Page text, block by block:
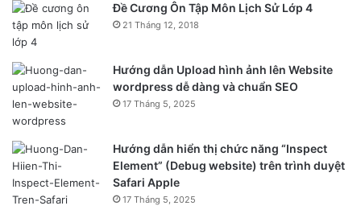
LTE. Hầu hết trường hợp khi 2 biểu tượng này hiện lên,
người dùng rất khó để truy cập vào mạng hoặc vào được
nhưng có tốc độ cực chậm. Hai biểu tượng này không quen
thuộc giống như LTE hay Wi-Fi. Thi thoảng, nơi sóng yếu,
người dùng mới thấy hiển thị biểu tượng này.
5. Khoá xoay.
Có thể người dùng đã quen thuộc với biểu tượng khoá bình
thường. Tuy nhiên, icon khoá và có thêm vòng tròn bên
Đề Cương Ôn Tập Môn Lịch Sử Lớp 4
21 Tháng 12, 2018
Hướng dẫn Upload hình ảnh lên Website
wordpress dễ dàng và chuẩn SEO
17 Tháng 5, 2025
Hướng dẫn hiển thị chức năng “Inspect
Element” (Debug website) trên trình duyệt
Safari Apple
17 Tháng 5, 2025